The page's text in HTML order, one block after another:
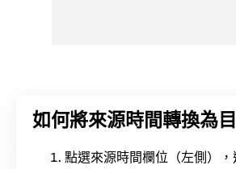
如何將來源時間轉換為
點選來源時間欄位（左側）